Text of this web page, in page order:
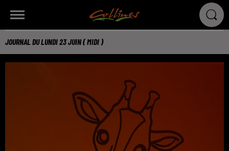
JOURNAL DU LUNDI 23 JUIN ( MIDI )